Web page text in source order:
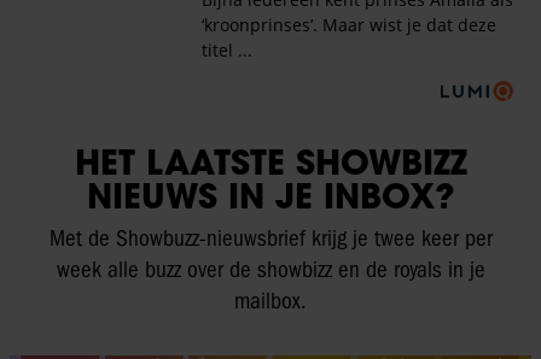
HET LAATSTE SHOWBIZZ
NIEUWS IN JE INBOX?
Met de Showbuzz-nieuwsbrief krijg je twee keer per
week alle buzz over de showbizz en de royals in je
mailbox.